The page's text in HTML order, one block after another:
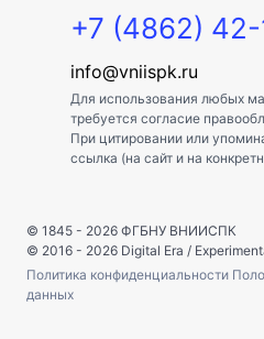
+7 (4862)
info@vniispk.ru
Для использования любых
требуется согласие
При цитировании или
ссылка (на сайт и на
© 1845 - 2026 ФГБНУ ВНИИСПК
© 2016 - 2026 Digital Era /
Политика конфиденциальности
данных